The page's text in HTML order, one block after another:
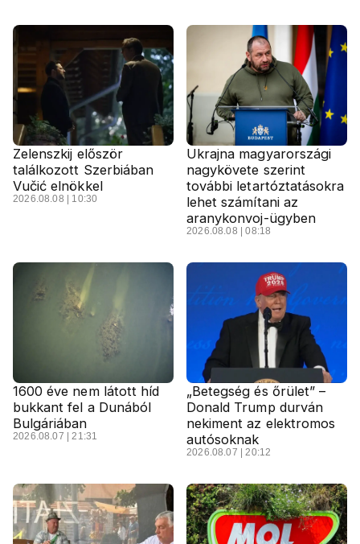
Zelenszkij először
találkozott Szerbiában
Vučić elnökkel
2026.08.08 | 10:30
Ukrajna magyarországi
nagykövete szerint
további letartóztatásokra
lehet számítani az
aranykonvoj-ügyben
2026.08.08 | 08:18
1600 éve nem látott híd
bukkant fel a Dunából
Bulgáriában
2026.08.07 | 21:31
„Betegség és őrület” –
Donald Trump durván
nekiment az elektromos
autósoknak
2026.08.07 | 20:12